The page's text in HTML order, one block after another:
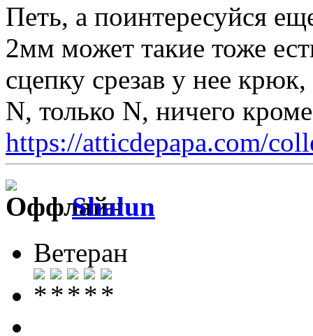
Петь, а поинтересуйся
2мм может такие тоже
сцепку срезав у нее
N, только N, ничего
https://atticdepapa.com/
Shalun
Ветеран